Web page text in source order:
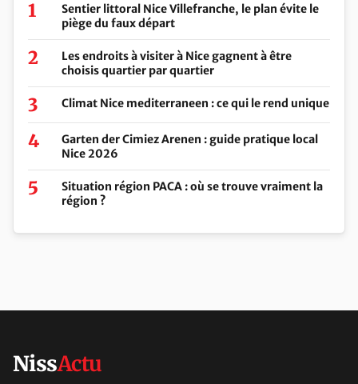
Sentier littoral Nice Villefranche, le plan évite le
piège du faux départ
Les endroits à visiter à Nice gagnent à être
choisis quartier par quartier
Climat Nice mediterraneen : ce qui le rend unique
Garten der Cimiez Arenen : guide pratique local
Nice 2026
Situation région PACA : où se trouve vraiment la
région ?
NissActu